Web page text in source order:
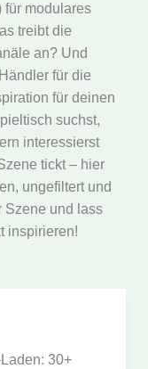
für modulares
treibt die
an? Und
für die
für deinen
suchst,
interessierst
tickt – hier
ungefiltert und
Szene und lass
inspirieren!
30+